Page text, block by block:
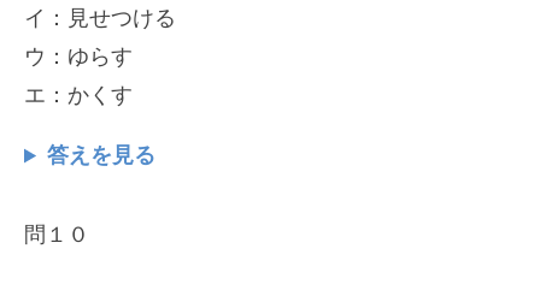
イ：見せつける
ウ：ゆらす
エ：かくす
答えを見る
問１０